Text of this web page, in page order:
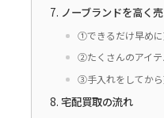
ノーブランドを高く
①できるだけ早めに
②たくさんのアイテ
③手入れをしてから
宅配買取の流れ